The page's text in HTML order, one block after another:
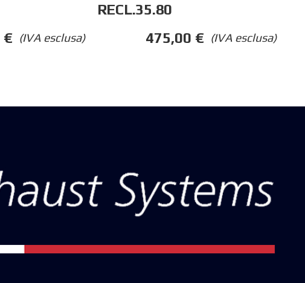
(IVA esclusa)
€
RECL.35.80
(IVA esclusa)
475,00 €